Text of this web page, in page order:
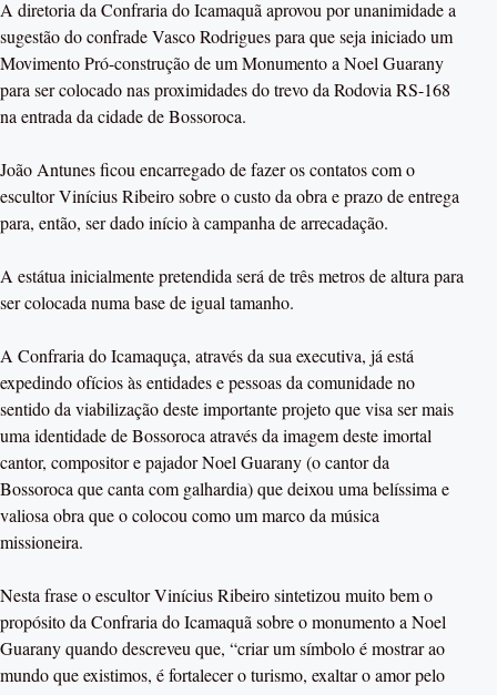
A diretoria da Confraria do Icamaquã aprovou por unanimidade a
sugestão do confrade Vasco Rodrigues para que seja iniciado um
Movimento Pró-construção de um Monumento a Noel Guarany
para ser colocado nas proximidades do trevo da Rodovia RS-168
na entrada da cidade de Bossoroca.
João Antunes ficou encarregado de fazer os contatos com o
escultor Vinícius Ribeiro sobre o custo da obra e prazo de entrega
para, então, ser dado início à campanha de arrecadação.
A estátua inicialmente pretendida será de três metros de altura para
ser colocada numa base de igual tamanho.
A Confraria do Icamaquça, através da sua executiva, já está
expedindo ofícios às entidades e pessoas da comunidade no
sentido da viabilização deste importante projeto que visa ser mais
uma identidade de Bossoroca através da imagem deste imortal
cantor, compositor e pajador Noel Guarany (o cantor da
Bossoroca que canta com galhardia) que deixou uma belíssima e
valiosa obra que o colocou como um marco da música
missioneira.
Nesta frase o escultor Vinícius Ribeiro sintetizou muito bem o
propósito da Confraria do Icamaquã sobre o monumento a Noel
Guarany quando descreveu que, “criar um símbolo é mostrar ao
mundo que existimos, é fortalecer o turismo, exaltar o amor pelo